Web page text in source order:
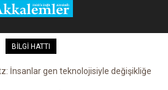
BİLGİ HATTI
devşirme ve kobay!